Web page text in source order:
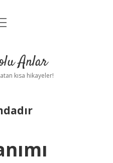
Anlar
kısa hikayeler!